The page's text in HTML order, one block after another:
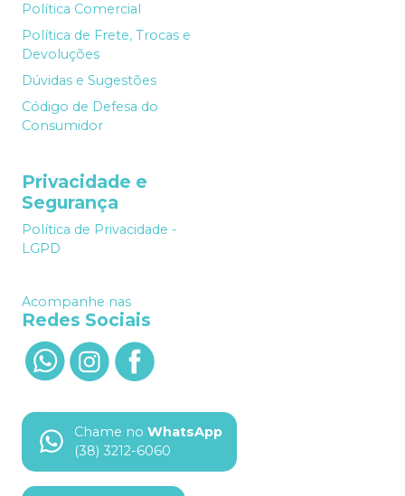
Política Comercial
Política de Frete, Trocas e
Devoluções
Dúvidas e Sugestões
Código de Defesa do
Consumidor
Privacidade e
Segurança
Política de Privacidade -
LGPD
Acompanhe nas
Redes Sociais
Chame no WhatsApp
(38) 3212-6060